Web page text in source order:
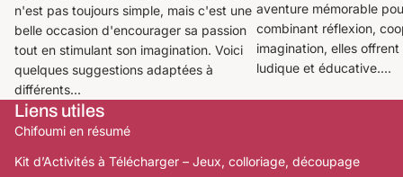
n'est pas toujours simple, mais c'est une
belle occasion d'encourager sa passion
tout en stimulant son imagination. Voici
quelques suggestions adaptées à
différents...
aventure mémorable
combinant réflexion,
imagination, elles
ludique et éducative....
Liens utiles
Chifoumi en résumé
Kit d’Activités à Télécharger – Jeux, colloriage, découpage